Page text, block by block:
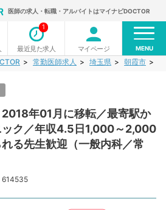
医師の求人・転職・アルバイトはマイナビDOCTOR
最近見た求人
1
マイページ MENU
常勤医師求人 埼玉県 朝霞市
2018年01月に移転／最寄駅か
ック／年収4.5日1,000～2,000
る先生歓迎（一般内科／常
614535